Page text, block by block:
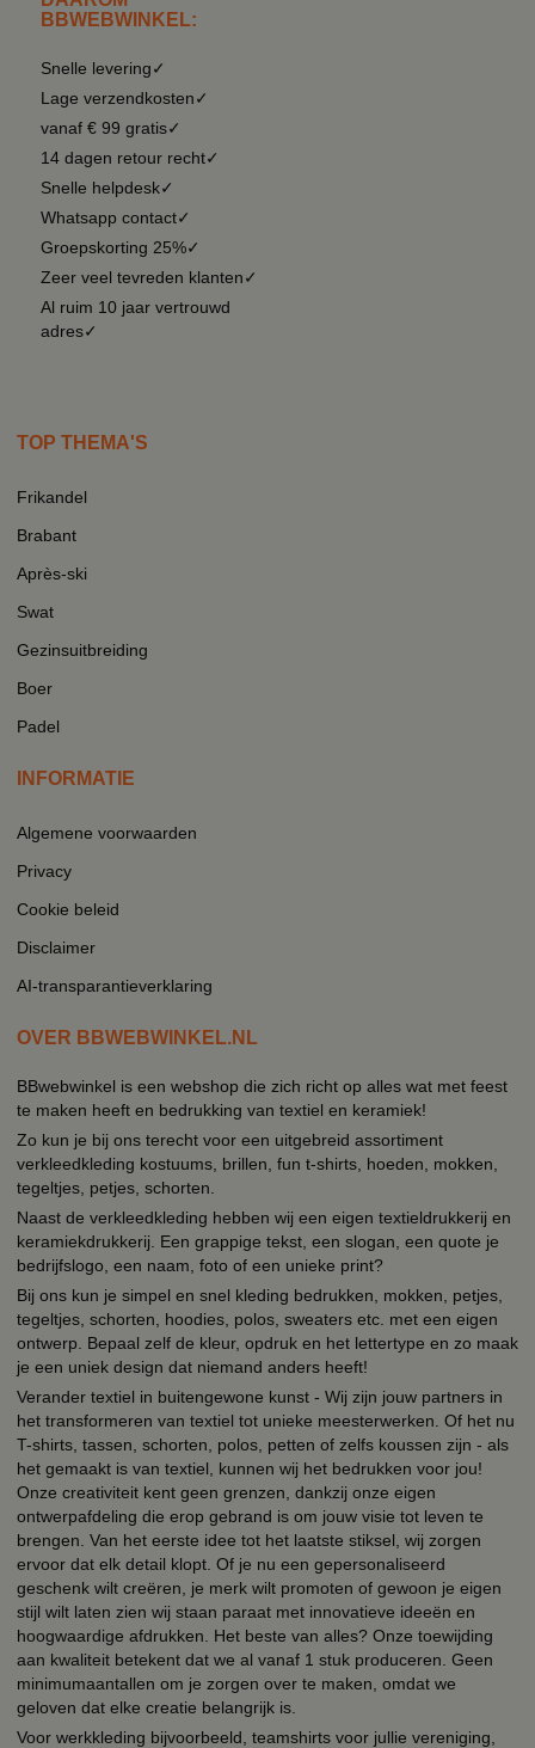
BBWEBWINKEL:
Snelle levering✓
Lage verzendkosten✓
vanaf € 99 gratis✓
14 dagen retour recht✓
Snelle helpdesk✓
Whatsapp contact✓
Groepskorting 25%✓
Zeer veel tevreden klanten✓
Al ruim 10 jaar vertrouwd
adres✓
TOP THEMA'S
Frikandel
Brabant
Après-ski
Swat
Gezinsuitbreiding
Boer
Padel
INFORMATIE
Algemene voorwaarden
Privacy
Cookie beleid
Disclaimer
AI-transparantieverklaring
OVER BBWEBWINKEL.NL
BBwebwinkel is een webshop die zich richt op alles wat met feest
te maken heeft en bedrukking van textiel en keramiek!
Zo kun je bij ons terecht voor een uitgebreid assortiment
verkleedkleding kostuums, brillen, fun t-shirts, hoeden, mokken,
tegeltjes, petjes, schorten.
Naast de verkleedkleding hebben wij een eigen textieldrukkerij en
keramiekdrukkerij. Een grappige tekst, een slogan, een quote je
bedrijfslogo, een naam, foto of een unieke print?
Bij ons kun je simpel en snel kleding bedrukken, mokken, petjes,
tegeltjes, schorten, hoodies, polos, sweaters etc. met een eigen
ontwerp. Bepaal zelf de kleur, opdruk en het lettertype en zo maak
je een uniek design dat niemand anders heeft!
Verander textiel in buitengewone kunst - Wij zijn jouw partners in
het transformeren van textiel tot unieke meesterwerken. Of het nu
T-shirts, tassen, schorten, polos, petten of zelfs koussen zijn - als
het gemaakt is van textiel, kunnen wij het bedrukken voor jou!
Onze creativiteit kent geen grenzen, dankzij onze eigen
ontwerpafdeling die erop gebrand is om jouw visie tot leven te
brengen. Van het eerste idee tot het laatste stiksel, wij zorgen
ervoor dat elk detail klopt. Of je nu een gepersonaliseerd
geschenk wilt creëren, je merk wilt promoten of gewoon je eigen
stijl wilt laten zien wij staan paraat met innovatieve ideeën en
hoogwaardige afdrukken. Het beste van alles? Onze toewijding
aan kwaliteit betekent dat we al vanaf 1 stuk produceren. Geen
minimumaantallen om je zorgen over te maken, omdat we
geloven dat elke creatie belangrijk is.
Voor werkkleding bijvoorbeeld, teamshirts voor jullie vereniging,